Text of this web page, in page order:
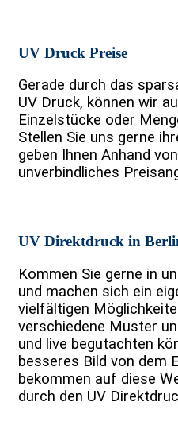
UV Druck Preise
Gerade durch das
UV Druck, können wir
Einzelstücke oder
Stellen Sie uns gerne
geben Ihnen Anhand
unverbindliches
UV Direktdruck in
Kommen Sie gerne in
und machen sich ein
vielfältigen
verschiedene Muster
und live begutachten
besseres Bild von dem
bekommen auf diese
durch den UV